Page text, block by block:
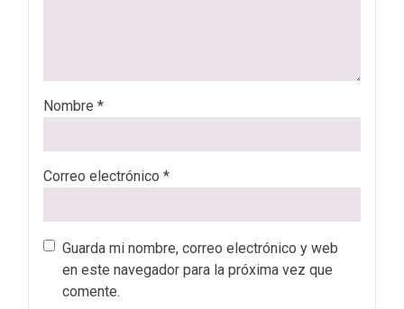
Nombre *
Correo electrónico *
Guarda mi nombre, correo electrónico y web
en este navegador para la próxima vez que
comente.